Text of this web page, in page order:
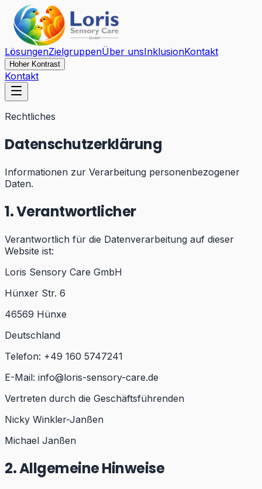
LösungenZielgruppenÜber unsInklusionKontakt
Hoher Kontrast
Kontakt
Rechtliches
Datenschutzerklärung
Informationen zur Verarbeitung personenbezogener
Daten.
1. Verantwortlicher
Verantwortlich für die Datenverarbeitung auf dieser
Website ist:
Loris Sensory Care GmbH
Hünxer Str. 6
46569 Hünxe
Deutschland
Telefon: +49 160 5747241
E-Mail: info@loris-sensory-care.de
Vertreten durch die Geschäftsführenden
Nicky Winkler-Janßen
Michael Janßen
2. Allgemeine Hinweise